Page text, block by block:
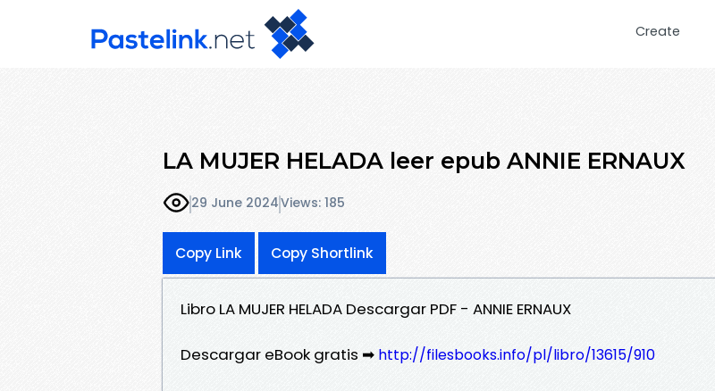
Create
LA MUJER HELADA leer epub ANNIE ERNAUX
29 June 2024Views: 185
Copy Link Copy Shortlink
Libro LA MUJER HELADA Descargar PDF - ANNIE ERNAUX
Descargar eBook gratis ➡ http://filesbooks.info/pl/libro/13615/910